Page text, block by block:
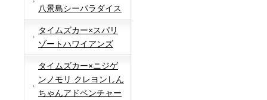
八景島シーパラダイス
タイムズカー×スパリ
ゾートハワイアンズ
タイムズカー×ニジゲ
ンノモリ クレヨンしん
ちゃんアドベンチャー